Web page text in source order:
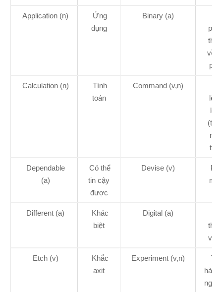
Application (n)
Ứng
dụng
Binary (a)
về
Calculation (n)
Tính
toán
Command (v,n)
Dependable
(a)
Có thể
tin cậy
được
Devise (v)
Different (a)
Khác
biệt
Digital (a)
về
Etch (v)
Khắc
axit
Experiment (v,n)
hành